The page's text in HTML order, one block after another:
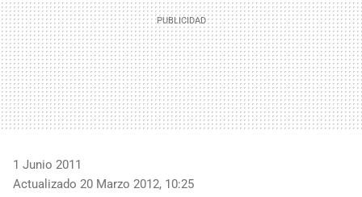
1 Junio 2011
Actualizado 20 Marzo 2012, 10:25